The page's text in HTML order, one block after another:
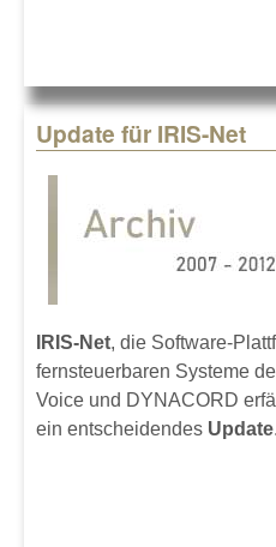
Update für IRIS-Net
IRIS-Net, die Software-
fernsteuerbaren Systeme
Voice und DYNACORD
ein entscheidendes Update.